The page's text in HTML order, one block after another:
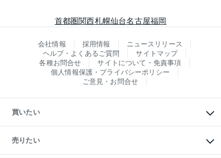
首都圏関西札幌仙台名古屋福岡
会社情報 採用情報
ニュースリリース
ヘルプ・よくあるご質問
サイトマップ
各種お問合せ
サイトについて・免責事項
個人情報保護・プライバシーポリシー
ご意見・お問合せ
買いたい
新築・分譲マンションの購入
中古マンションの購入
一戸建ての購入
売りたい